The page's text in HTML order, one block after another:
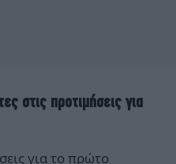
στις προτιμήσεις για
για το πρώτο